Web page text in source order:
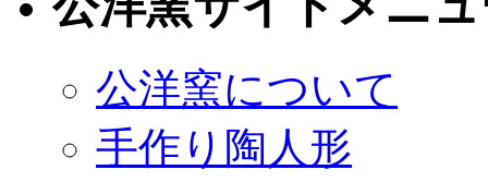
公洋窯について
手作り陶人形